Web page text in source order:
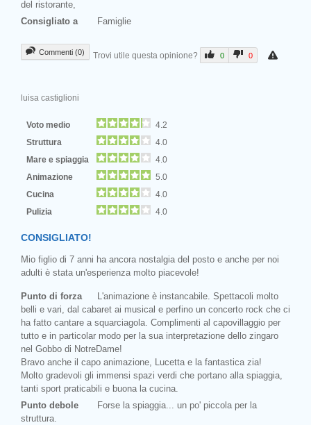
del ristorante,
Consigliato a
Famiglie
Commenti (0) Trovi utile questa opinione? 0 0
luisa castiglioni
Voto medio
4.2
Struttura
4.0
Mare e spiaggia
4.0
Animazione
5.0
Cucina
4.0
Pulizia
4.0
CONSIGLIATO!
Mio figlio di 7 anni ha ancora nostalgia del posto e anche per noi
adulti è stata un'esperienza molto piacevole!
Punto di forza
L'animazione è instancabile. Spettacoli molto
belli e vari, dal cabaret ai musical e perfino un concerto rock che ci
ha fatto cantare a squarciagola. Complimenti al capovillaggio per
tutto e in particolar modo per la sua interpretazione dello zingaro
nel Gobbo di NotreDame!
Bravo anche il capo animazione, Lucetta e la fantastica zia!
Molto gradevoli gli immensi spazi verdi che portano alla spiaggia,
tanti sport praticabili e buona la cucina.
Punto debole
Forse la spiaggia... un po' piccola per la
struttura.